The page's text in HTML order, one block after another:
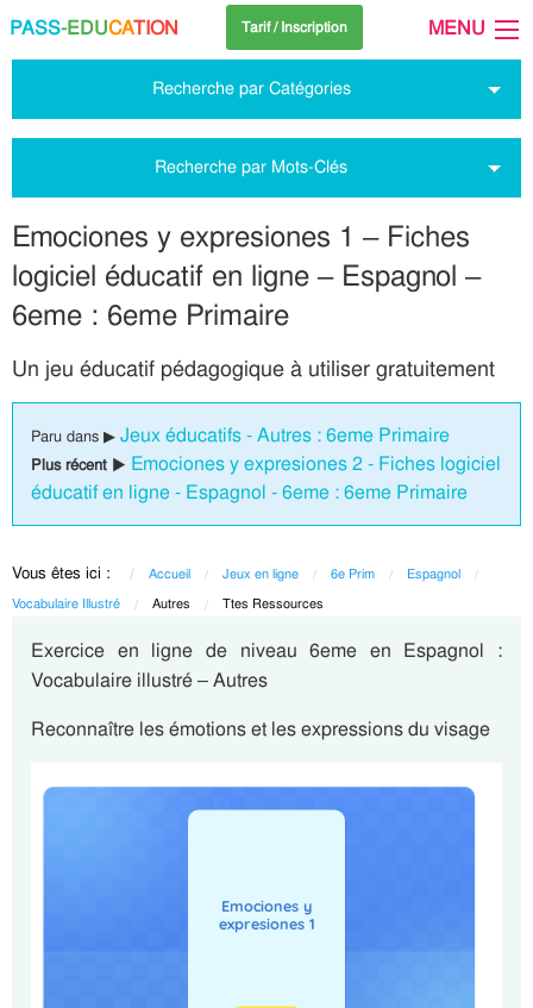
PASS-EDUCATION Tarif / Inscription MENU
Recherche par Catégories
Recherche par Mots-Clés
Emociones y expresiones 1 – Fiches
logiciel éducatif en ligne – Espagnol –
6eme : 6eme Primaire
Un jeu éducatif pédagogique à utiliser gratuitement
Paru dans ▶ Jeux éducatifs - Autres : 6eme Primaire
Plus récent ▶ Emociones y expresiones 2 - Fiches logiciel
éducatif en ligne - Espagnol - 6eme : 6eme Primaire
Vous êtes ici : Accueil Jeux en ligne 6e Prim
Espagnol
Vocabulaire Illustré
Current:
Autres Current:
Ttes Ressources
Exercice en ligne de niveau 6eme en Espagnol :
Vocabulaire illustré – Autres
Reconnaître les émotions et les expressions du visage